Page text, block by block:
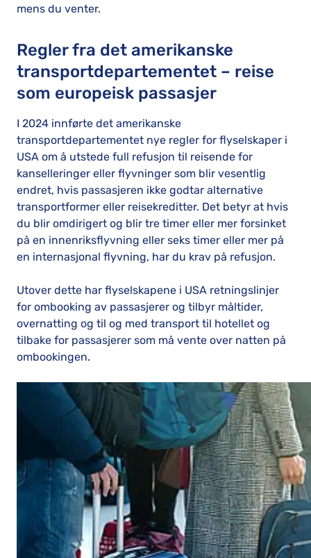
mens du venter.
Regler fra det amerikanske
transportdepartementet – reise
som europeisk passasjer
I 2024 innførte det amerikanske
transportdepartementet nye regler for flyselskaper i
USA om å utstede full refusjon til reisende for
kanselleringer eller flyvninger som blir vesentlig
endret, hvis passasjeren ikke godtar alternative
transportformer eller reisekreditter. Det betyr at hvis
du blir omdirigert og blir tre timer eller mer forsinket
på en innenriksflyvning eller seks timer eller mer på
en internasjonal flyvning, har du krav på refusjon.
Utover dette har flyselskapene i USA retningslinjer
for ombooking av passasjerer og tilbyr måltider,
overnatting og til og med transport til hotellet og
tilbake for passasjerer som må vente over natten på
ombookingen.